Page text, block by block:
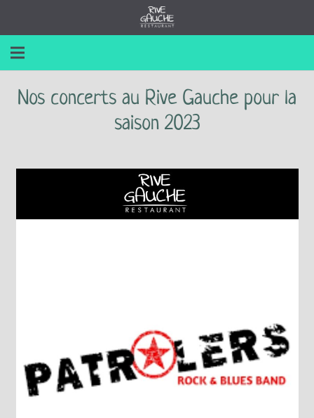
Nos concerts au Rive Gauche pour la
saison 2023